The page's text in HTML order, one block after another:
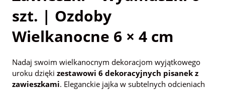
szt. | Ozdoby
Wielkanocne 6 × 4 cm
Nadaj swoim wielkanocnym dekoracjom wyjątkowego
uroku dzięki zestawowi 6 dekoracyjnych pisanek z
zawieszkami. Eleganckie jajka w subtelnych odcieniach